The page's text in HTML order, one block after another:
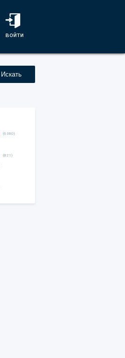
войти
Искать
(6380)
(821)